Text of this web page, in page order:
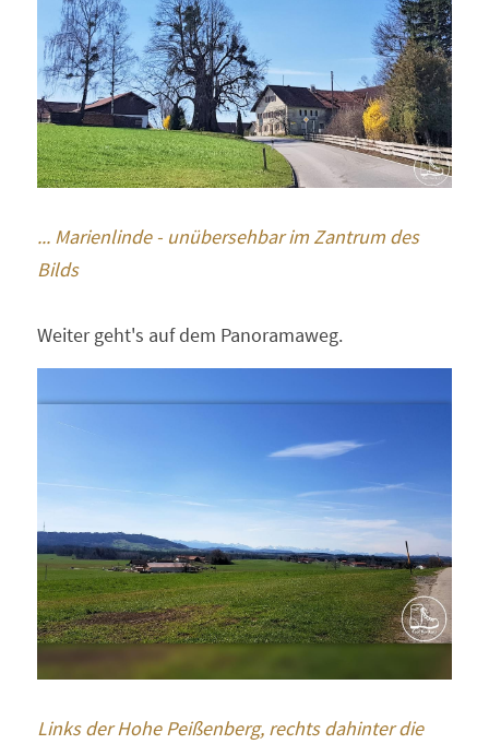
... Marienlinde - unübersehbar im Zantrum des
Bilds
Weiter geht's auf dem Panoramaweg.
Links der Hohe Peißenberg, rechts dahinter die